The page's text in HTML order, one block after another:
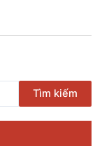
Tìm kiếm